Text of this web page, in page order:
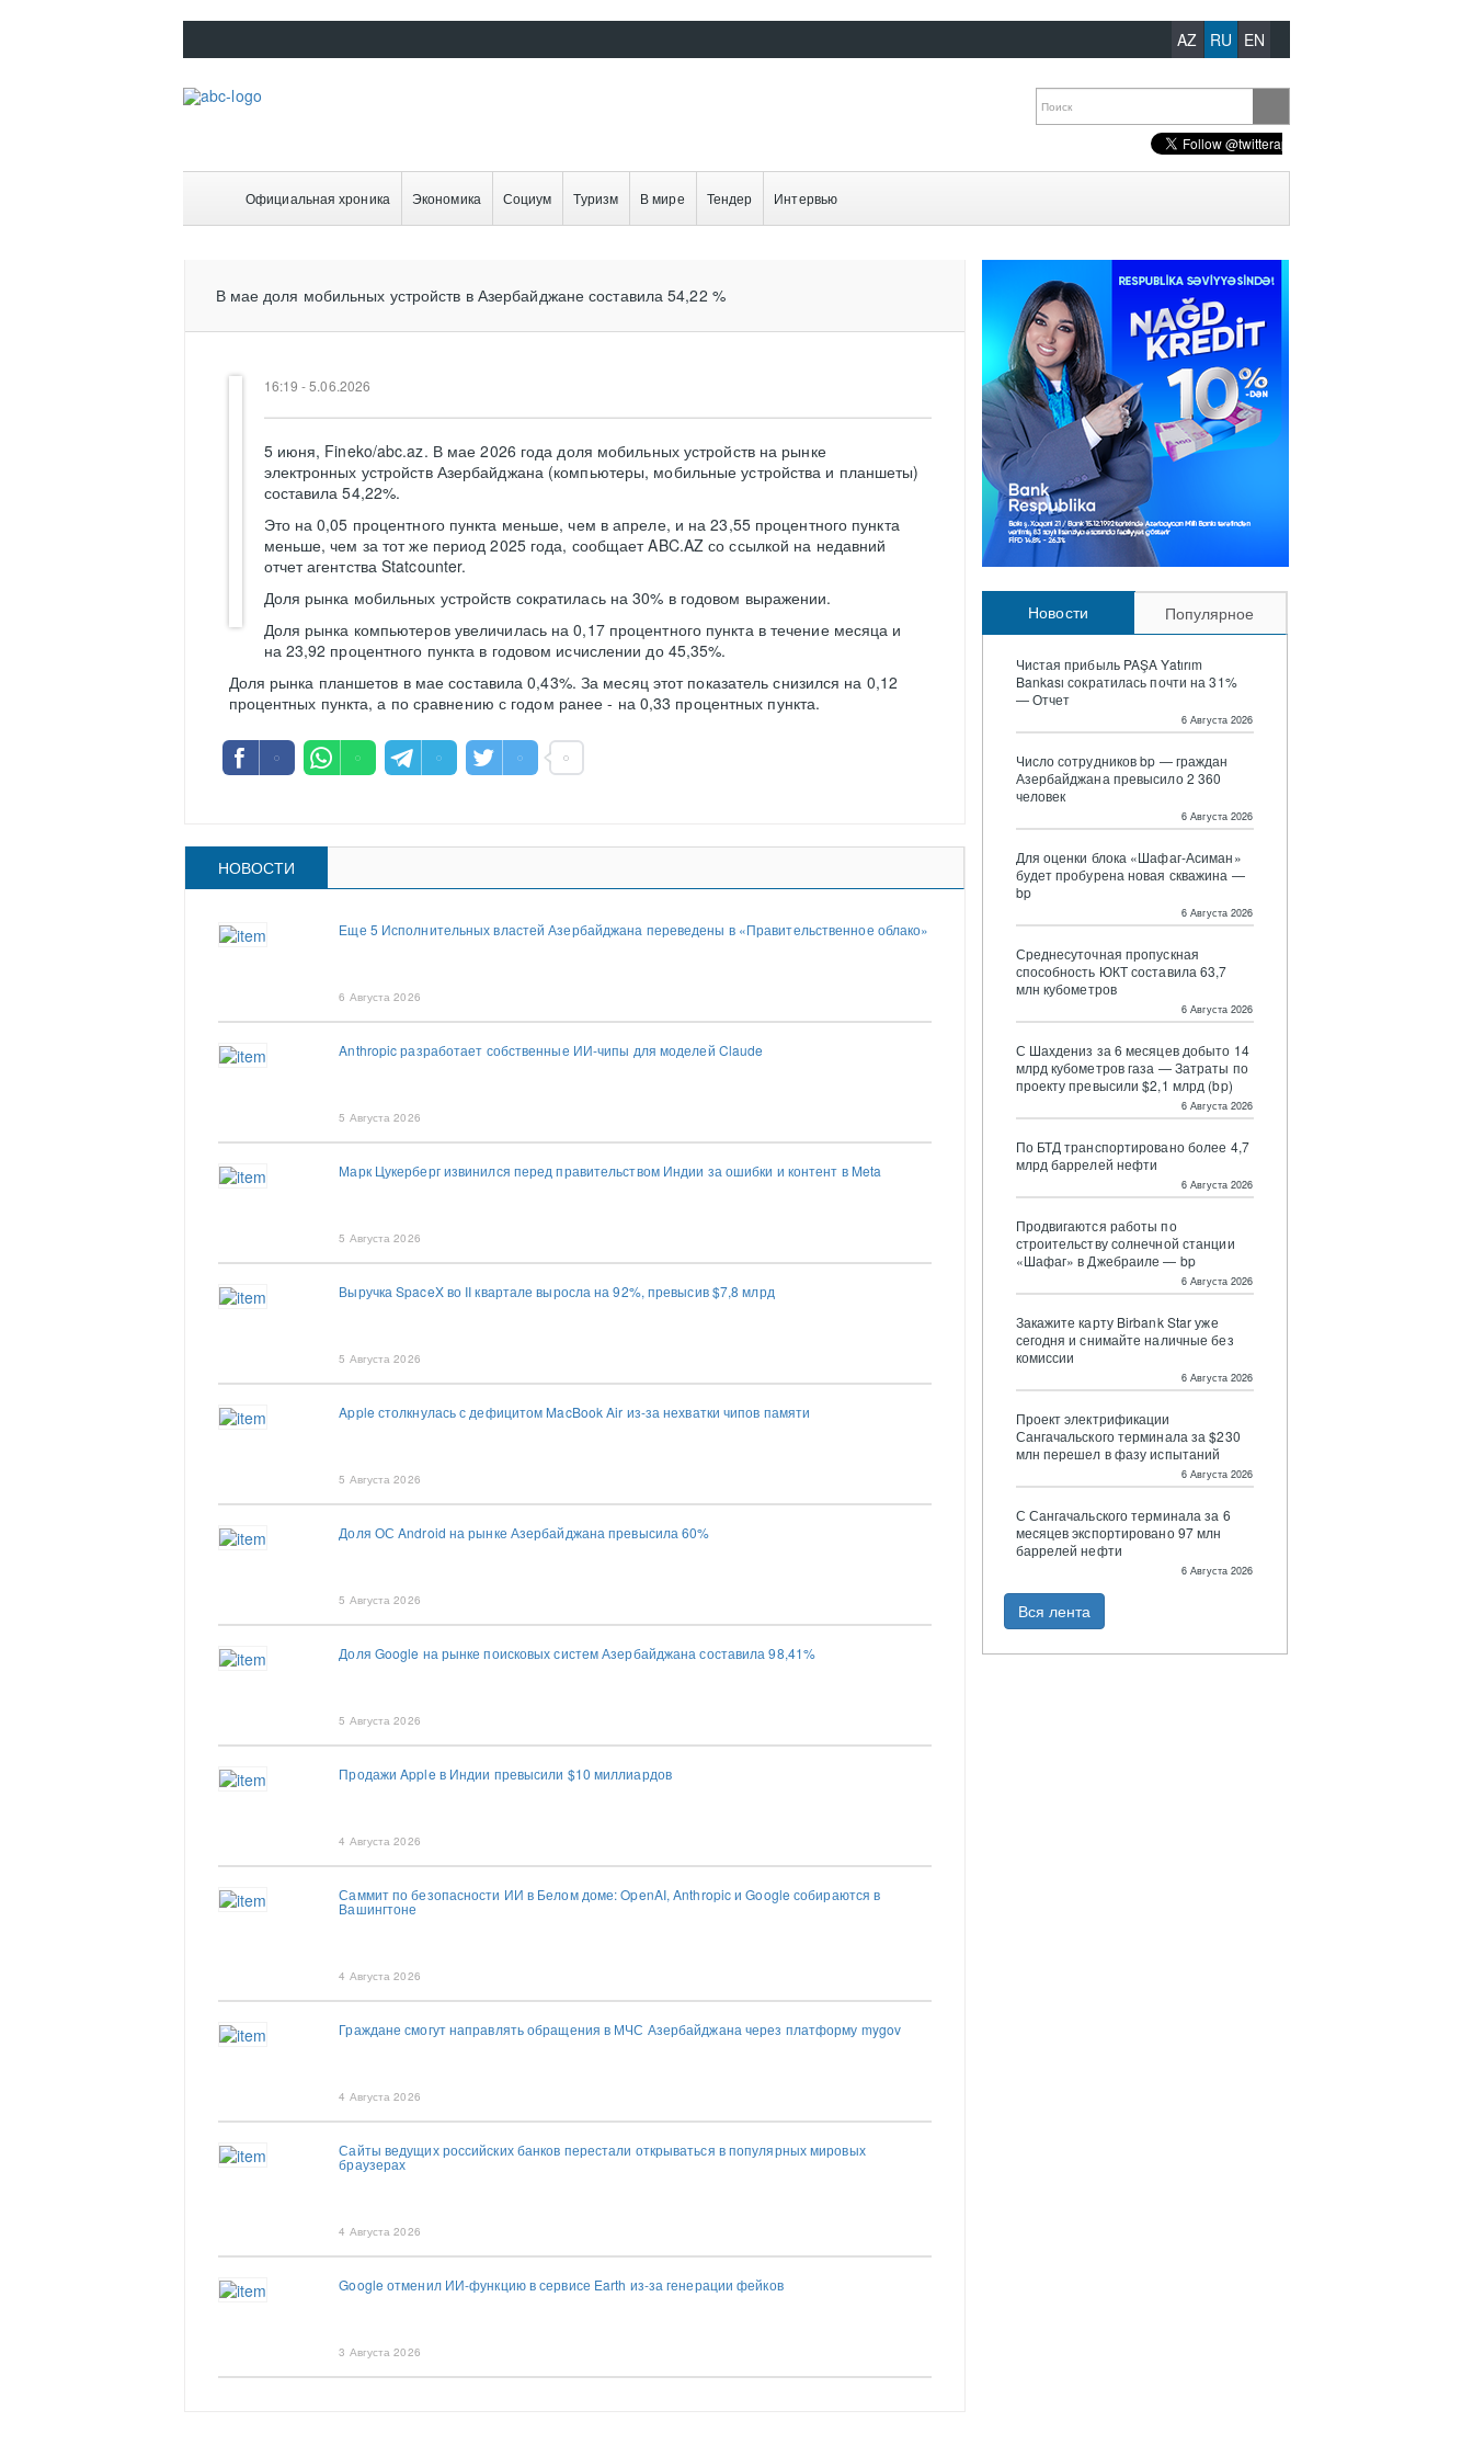
AZ RU EN
Официальная хроника Экономика Социум Туризм В мире Тендер Интервью
В мае доля мобильных устройств в Азербайджане составила 54,22 %
16:19 - 5.06.2026
5 июня, Fineko/abc.az. В мае 2026 года доля мобильных устройств на рынке
электронных устройств Азербайджана (компьютеры, мобильные устройства и планшеты)
составила 54,22%.
Это на 0,05 процентного пункта меньше, чем в апреле, и на 23,55 процентного пункта
меньше, чем за тот же период 2025 года, сообщает ABC.AZ со ссылкой на недавний
отчет агентства Statcounter.
Доля рынка мобильных устройств сократилась на 30% в годовом выражении.
Доля рынка компьютеров увеличилась на 0,17 процентного пункта в течение месяца и
на 23,92 процентного пункта в годовом исчислении до 45,35%.
Доля рынка планшетов в мае составила 0,43%. За месяц этот показатель снизился на 0,12
процентных пункта, а по сравнению с годом ранее - на 0,33 процентных пункта.
НОВОСТИ
Еще 5 Исполнительных властей Азербайджана переведены в «Правительственное облако»
6 Августа 2026
Anthropic разработает собственные ИИ-чипы для моделей Claude
5 Августа 2026
Марк Цукерберг извинился перед правительством Индии за ошибки и контент в Meta
5 Августа 2026
Выручка SpaceX во II квартале выросла на 92%, превысив $7,8 млрд
5 Августа 2026
Apple столкнулась с дефицитом MacBook Air из-за нехватки чипов памяти
5 Августа 2026
Доля ОС Android на рынке Азербайджана превысила 60%
5 Августа 2026
Доля Google на рынке поисковых систем Азербайджана составила 98,41%
5 Августа 2026
Продажи Apple в Индии превысили $10 миллиардов
4 Августа 2026
Саммит по безопасности ИИ в Белом доме: OpenAI, Anthropic и Google собираются в
Вашингтоне
4 Августа 2026
Граждане смогут направлять обращения в МЧС Азербайджана через платформу mygov
4 Августа 2026
Сайты ведущих российских банков перестали открываться в популярных мировых
браузерах
4 Августа 2026
Google отменил ИИ-функцию в сервисе Earth из-за генерации фейков
3 Августа 2026
Новости Популярное
Чистая прибыль PAŞA Yatırım
Bankası сократилась почти на 31%
— Отчет
6 Августа 2026
Число сотрудников bp — граждан
Азербайджана превысило 2 360
человек
6 Августа 2026
Для оценки блока «Шафаг-Асиман»
будет пробурена новая скважина —
bp
6 Августа 2026
Среднесуточная пропускная
способность ЮКТ составила 63,7
млн кубометров
6 Августа 2026
С Шахдениз за 6 месяцев добыто 14
млрд кубометров газа — Затраты по
проекту превысили $2,1 млрд (bp)
6 Августа 2026
По БТД транспортировано более 4,7
млрд баррелей нефти
6 Августа 2026
Продвигаются работы по
строительству солнечной станции
«Шафаг» в Джебраиле — bp
6 Августа 2026
Закажите карту Birbank Star уже
сегодня и снимайте наличные без
комиссии
6 Августа 2026
Проект электрификации
Сангачальского терминала за $230
млн перешел в фазу испытаний
6 Августа 2026
С Сангачальского терминала за 6
месяцев экспортировано 97 млн
баррелей нефти
6 Августа 2026
Вся лента